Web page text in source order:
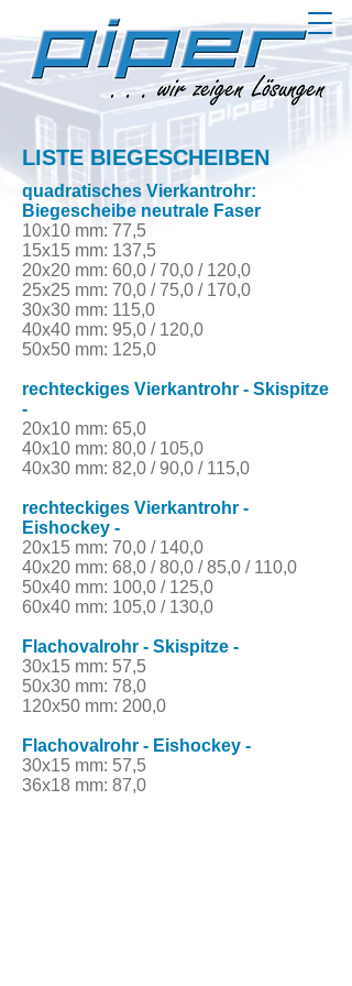
LISTE BIEGESCHEIBEN
quadratisches Vierkantrohr:
Biegescheibe neutrale Faser
10x10 mm: 77,5
15x15 mm: 137,5
20x20 mm: 60,0 / 70,0 / 120,0
25x25 mm: 70,0 / 75,0 / 170,0
30x30 mm: 115,0
40x40 mm: 95,0 / 120,0
50x50 mm: 125,0
rechteckiges Vierkantrohr - Skispitze
-
20x10 mm: 65,0
40x10 mm: 80,0 / 105,0
40x30 mm: 82,0 / 90,0 / 115,0
rechteckiges Vierkantrohr -
Eishockey -
20x15 mm: 70,0 / 140,0
40x20 mm: 68,0 / 80,0 / 85,0 / 110,0
50x40 mm: 100,0 / 125,0
60x40 mm: 105,0 / 130,0
Flachovalrohr - Skispitze -
30x15 mm: 57,5
50x30 mm: 78,0
120x50 mm: 200,0
Flachovalrohr - Eishockey -
30x15 mm: 57,5
36x18 mm: 87,0